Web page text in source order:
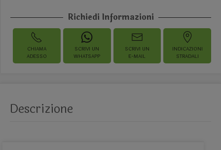
Richiedi Informazioni
CHIAMA
ADESSO
SCRIVI UN
WHATSAPP
SCRIVI UN
E-MAIL
INDICAZIONI
STRADALI
Descrizione